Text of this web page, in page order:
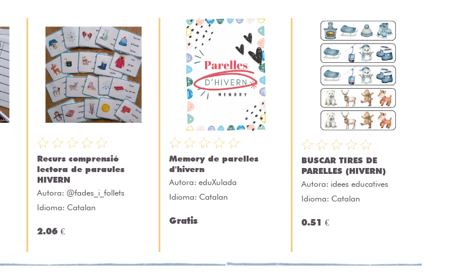
Recurs comprensió
lectora de paraules
HIVERN
Autora: @fades_i_follets
Idioma: Catalan
2.06 €
Memory de parelles
d'hivern
Autora: eduXulada
Idioma: Catalan
Gratis
BUSCAR TIRES DE
PARELLES (HIVERN)
Autora: idees educatives
Idioma: Catalan
0.51 €